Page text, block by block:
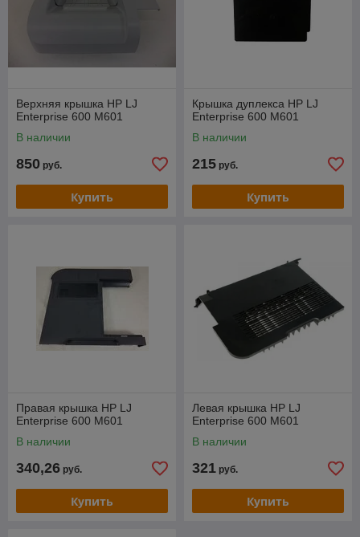
Верхняя крышка HP LJ
Enterprise 600 M601
В наличии
850 руб.
Купить
Крышка дуплекса HP LJ
Enterprise 600 M601
В наличии
215 руб.
Купить
Правая крышка HP LJ
Enterprise 600 M601
В наличии
340,26 руб.
Купить
Левая крышка HP LJ
Enterprise 600 M601
В наличии
321 руб.
Купить